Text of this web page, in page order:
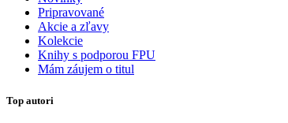
Pripravované
Akcie a zľavy
Kolekcie
Knihy s podporou FPU
Mám záujem o titul
Top autori